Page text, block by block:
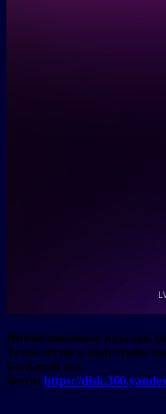
Инновационные крылья
Технологии в индустрии
Большой зал
Фото: https://